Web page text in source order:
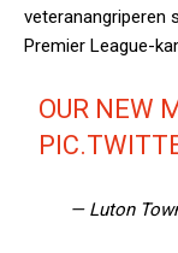
veteranangriperen
Premier League-
OUR NEW
— Luton